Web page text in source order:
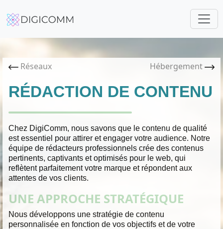
Réseaux Hébergement
RÉDACTION DE CONTENU
Chez DigiComm, nous savons que le contenu de qualité
est essentiel pour attirer et engager votre audience. Notre
équipe de rédacteurs professionnels crée des contenus
pertinents, captivants et optimisés pour le web, qui
reflètent parfaitement votre marque et répondent aux
attentes de vos clients.
UNE APPROCHE STRATÉGIQUE
Nous développons une stratégie de contenu
personnalisée en fonction de vos objectifs et de votre